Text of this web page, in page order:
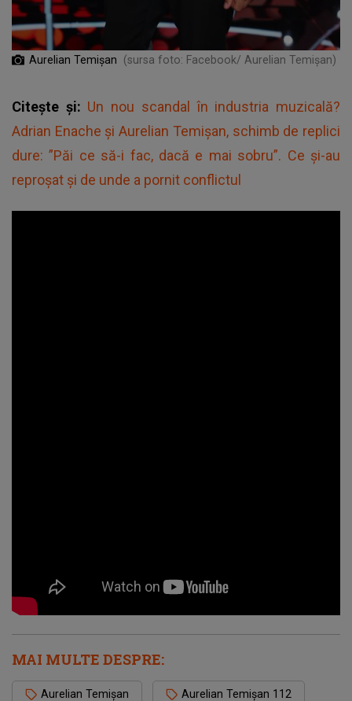
Aurelian Temișan (sursa foto: Facebook/ Aurelian Temișan)
Citește și: Un nou scandal în industria muzicală?
Adrian Enache și Aurelian Temişan, schimb de replici
dure: ”Păi ce să-i fac, dacă e mai sobru”. Ce și-au
reproșat și de unde a pornit conflictul
MAI MULTE DESPRE:
Aurelian Temişan Aurelian Temișan 112